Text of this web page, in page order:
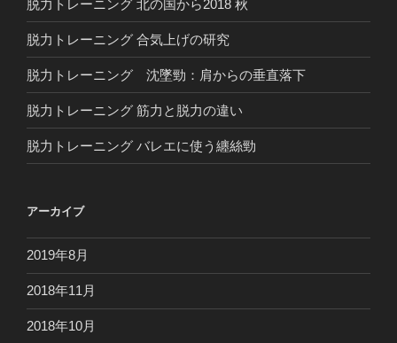
脱力トレーニング 北の国から2018 秋
脱力トレーニング 合気上げの研究
脱力トレーニング 沈墜勁：肩からの垂直落下
脱力トレーニング 筋力と脱力の違い
脱力トレーニング バレエに使う纏絲勁
アーカイブ
2019年8月
2018年11月
2018年10月